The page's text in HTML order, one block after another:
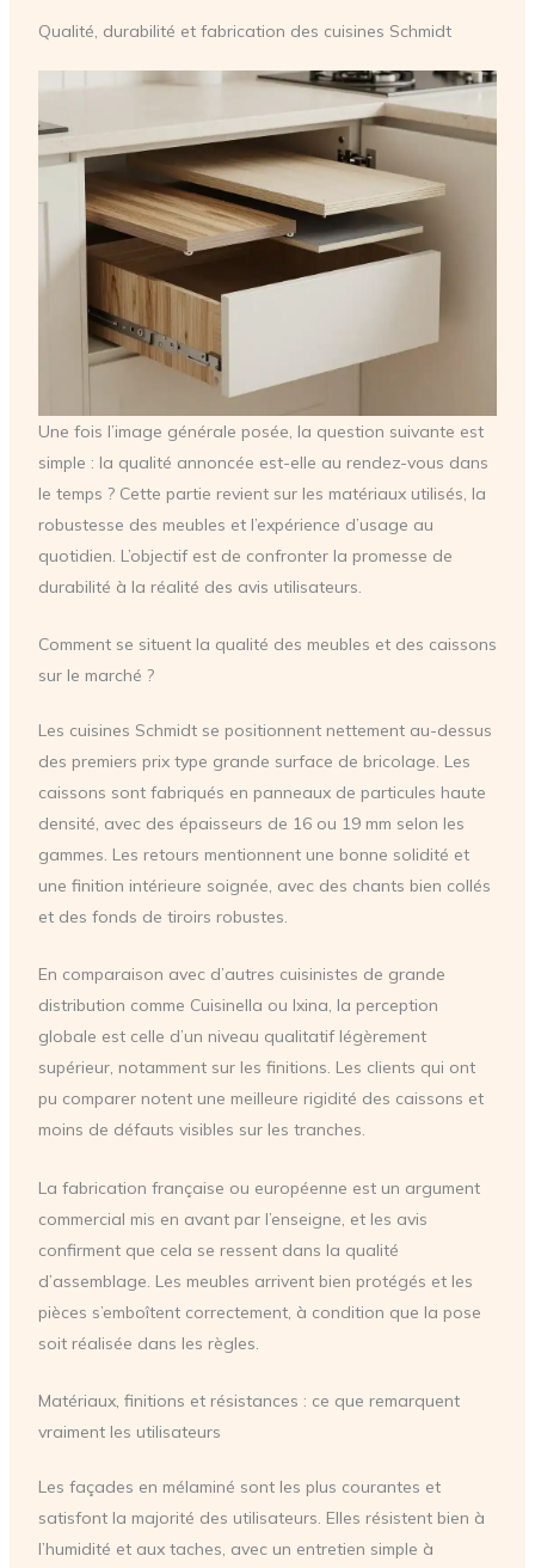
Qualité, durabilité et fabrication des cuisines Schmidt
Une fois l’image générale posée, la question suivante est
simple : la qualité annoncée est-elle au rendez-vous dans
le temps ? Cette partie revient sur les matériaux utilisés, la
robustesse des meubles et l’expérience d’usage au
quotidien. L’objectif est de confronter la promesse de
durabilité à la réalité des avis utilisateurs.
Comment se situent la qualité des meubles et des caissons
sur le marché ?
Les cuisines Schmidt se positionnent nettement au-dessus
des premiers prix type grande surface de bricolage. Les
caissons sont fabriqués en panneaux de particules haute
densité, avec des épaisseurs de 16 ou 19 mm selon les
gammes. Les retours mentionnent une bonne solidité et
une finition intérieure soignée, avec des chants bien collés
et des fonds de tiroirs robustes.
En comparaison avec d’autres cuisinistes de grande
distribution comme Cuisinella ou Ixina, la perception
globale est celle d’un niveau qualitatif légèrement
supérieur, notamment sur les finitions. Les clients qui ont
pu comparer notent une meilleure rigidité des caissons et
moins de défauts visibles sur les tranches.
La fabrication française ou européenne est un argument
commercial mis en avant par l’enseigne, et les avis
confirment que cela se ressent dans la qualité
d’assemblage. Les meubles arrivent bien protégés et les
pièces s’emboîtent correctement, à condition que la pose
soit réalisée dans les règles.
Matériaux, finitions et résistances : ce que remarquent
vraiment les utilisateurs
Les façades en mélaminé sont les plus courantes et
satisfont la majorité des utilisateurs. Elles résistent bien à
l’humidité et aux taches, avec un entretien simple à